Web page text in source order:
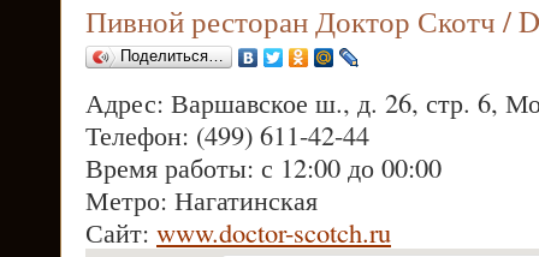
Пивной ресторан Доктор Скотч /
Поделиться…
Адрес: Варшавское ш., д. 26, стр. 6,
Телефон: (499) 611-42-44
Время работы: с 12:00 до 00:00
Метро: Нагатинская
Сайт: www.doctor-scotch.ru